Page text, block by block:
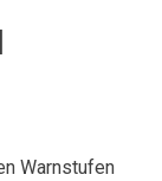
Warnstufen